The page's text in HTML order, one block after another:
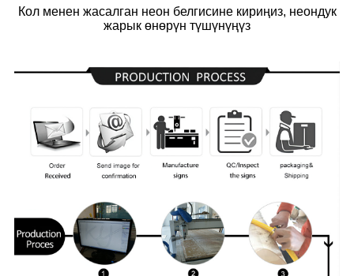
Кол менен жасалган неон белгисине кириңиз, неондук
жарык өнөрүн түшүнүңүз